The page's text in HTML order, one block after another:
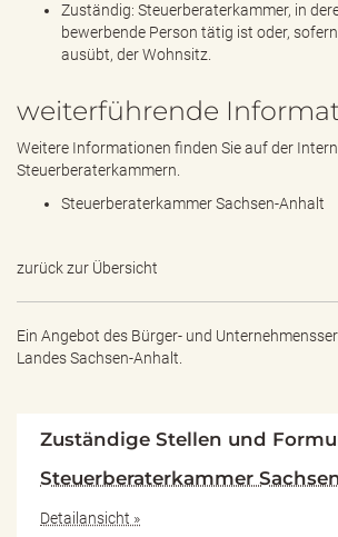
Zuständig: Steuerberaterkammer, in
bewerbende Person tätig ist oder,
ausübt, der Wohnsitz.
weiterführende
Weitere Informationen finden Sie auf der
Steuerberaterkammern.
Steuerberaterkammer Sachsen-Anhalt
zurück zur Übersicht
Ein Angebot des Bürger- und
Landes Sachsen-Anhalt.
Zuständige Stellen und
Steuerberaterkammer
Detailansicht »